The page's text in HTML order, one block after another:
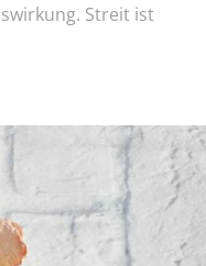
Streit ist